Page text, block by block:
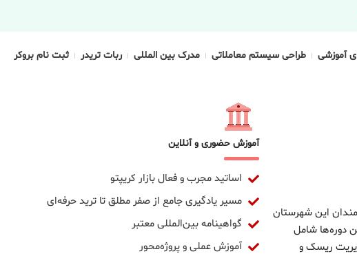
آموزشی طراحی سیستم معاملاتی مدرک بین المللی ربات تریدر ثبت نام بروکر
این شهرستان
دوره‌ها شامل
ریسک و
آموزش حضوری و آنلاین
اساتید مجرب و فعال بازار کریپتو
مسیر یادگیری جامع از صفر مطلق تا ترید حرفه‌ای
گواهینامه بین‌المللی معتبر
آموزش عملی و پروژه‌محور